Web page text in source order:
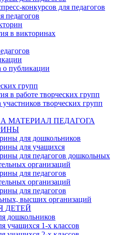
конкурсов для педагогов
педагогов
в викторинах
о публикации
групп
в работе творческих групп
участников творческих групп
МАТЕРИАЛ ПЕДАГОГА
для дошкольников
для учащихся
для педагогов дошкольных
организаций
для педагогов
организаций
для педагогов
высших организаций
ДЕТЕЙ
дошкольников
учащихся 1-х классов